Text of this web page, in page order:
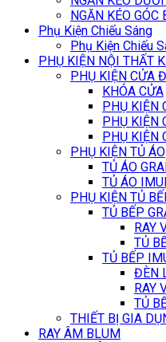
NGĂN KÉO GÓC
Phụ Kiện Chiếu Sáng
Phụ Kiện Chiếu
PHỤ KIỆN NỘI THẤT
PHỤ KIỆN CỬA
KHÓA CỬA
PHỤ KIỆN
PHỤ KIỆN
PHỤ KIỆN
PHỤ KIỆN TỦ ÁO
TỦ ÁO
TỦ ÁO
PHỤ KIỆN TỦ
TỦ BẾP
RAY
TỦ
TỦ BẾP
ĐÈN
RAY
TỦ
THIẾT BỊ GIA
RAY ÂM BLUM